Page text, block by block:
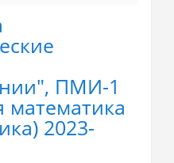
ПМИ-1
математика
2023-